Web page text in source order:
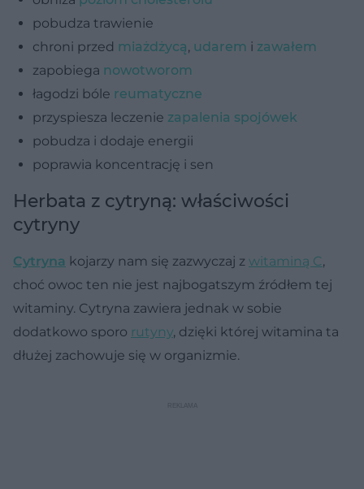
pobudza trawienie
chroni przed miażdżycą, udarem i zawałem
zapobiega nowotworom
łagodzi bóle reumatyczne
przyspiesza leczenie zapalenia spojówek
pobudza i dodaje energii
poprawia koncentrację i sen
Herbata z cytryną: właściwości
cytryny
Cytryna kojarzy nam się zazwyczaj z witaminą C,
choć owoc ten nie jest najbogatszym źródłem tej
witaminy. Cytryna zawiera jednak w sobie
dodatkowo sporo rutyny, dzięki której witamina ta
dłużej zachowuje się w organizmie.